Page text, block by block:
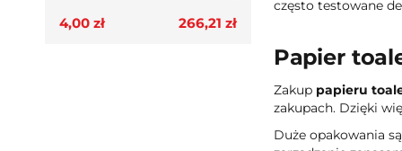
4,00 zł 266,21 zł
często testowane
Papier
Zakup papieru
zakupach. Dzięki
Duże opakowania